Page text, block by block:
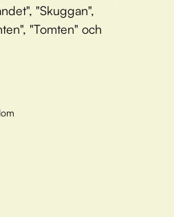
"Skuggan",
"Tomten" och